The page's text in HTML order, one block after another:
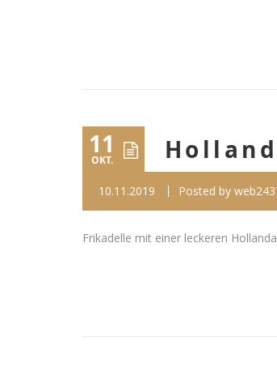
11
OKT.
10.11.2019 Posted by
Frikadelle mit einer leckeren